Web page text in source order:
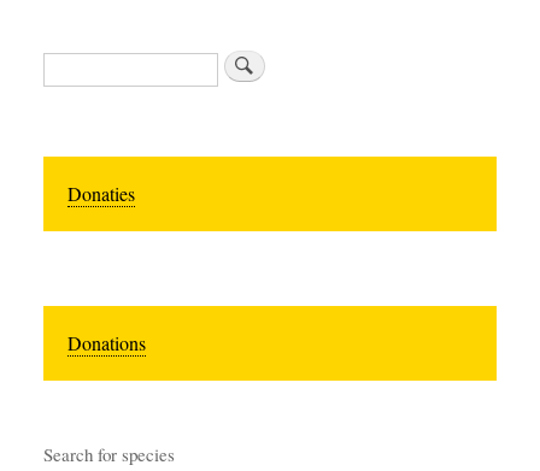
Zoeken
Donaties
Donations
Search for species